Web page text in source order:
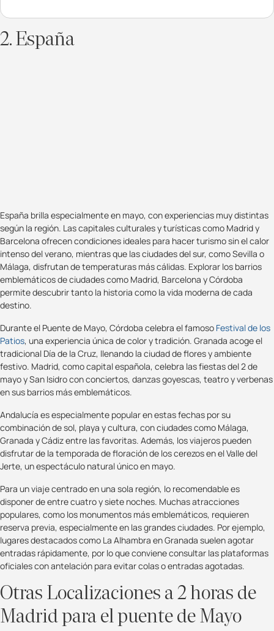
2. España
España brilla especialmente en mayo, con experiencias muy distintas
según la región. Las capitales culturales y turísticas como Madrid y
Barcelona ofrecen condiciones ideales para hacer turismo sin el calor
intenso del verano, mientras que las ciudades del sur, como Sevilla o
Málaga, disfrutan de temperaturas más cálidas. Explorar los barrios
emblemáticos de ciudades como Madrid, Barcelona y Córdoba
permite descubrir tanto la historia como la vida moderna de cada
destino.
Durante el Puente de Mayo, Córdoba celebra el famoso Festival de los
Patios, una experiencia única de color y tradición. Granada acoge el
tradicional Día de la Cruz, llenando la ciudad de flores y ambiente
festivo. Madrid, como capital española, celebra las fiestas del 2 de
mayo y San Isidro con conciertos, danzas goyescas, teatro y verbenas
en sus barrios más emblemáticos.
Andalucía es especialmente popular en estas fechas por su
combinación de sol, playa y cultura, con ciudades como Málaga,
Granada y Cádiz entre las favoritas. Además, los viajeros pueden
disfrutar de la temporada de floración de los cerezos en el Valle del
Jerte, un espectáculo natural único en mayo.
Para un viaje centrado en una sola región, lo recomendable es
disponer de entre cuatro y siete noches. Muchas atracciones
populares, como los monumentos más emblemáticos, requieren
reserva previa, especialmente en las grandes ciudades. Por ejemplo,
lugares destacados como La Alhambra en Granada suelen agotar
entradas rápidamente, por lo que conviene consultar las plataformas
oficiales con antelación para evitar colas o entradas agotadas.
Otras Localizaciones a 2 horas de
Madrid para el puente de Mayo